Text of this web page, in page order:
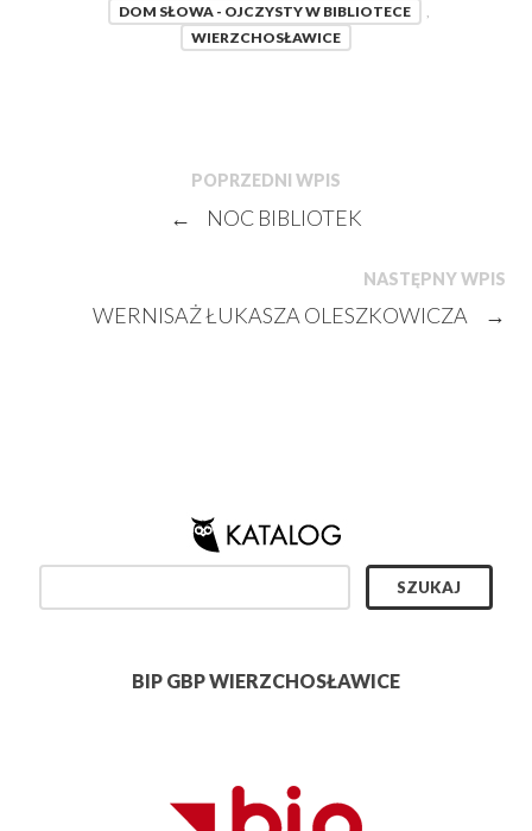
DOM SŁOWA - OJCZYSTY W BIBLIOTECE
WIERZCHOSŁAWICE
POPRZEDNI WPIS
← NOC BIBLIOTEK
NASTĘPNY WPIS
WERNISAŻ ŁUKASZA OLESZKOWICZA →
BIP GBP WIERZCHOSŁAWICE